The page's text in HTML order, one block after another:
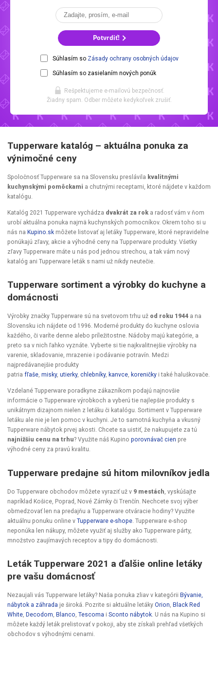
Potvrdiť!
Súhlasím so Zásady ochrany osobných údajov
Súhlasím so zasielaním nových ponúk
Rešpektujeme e-mailovú bezpečnosť.
Žiadny spam. Odber môžete kedykoľvek zrušiť.
Tupperware katalóg – aktuálna ponuka za
výnimočné ceny
Spoločnosť Tupperware sa na Slovensku preslávila kvalitnými
kuchynskými pomôckami a chutnými receptami, ktoré nájdete v každom
katalógu.
Katalóg 2021 Tupperware vychádza dvakrát za rok a radosť vám v ňom
urobí aktuálna ponuka najmä kuchynských pomocníkov. Okrem toho si u
nás na Kupino.sk môžete listovať aj letáky Tupperware, ktoré nepravidelne
ponúkajú zľavy, akcie a výhodné ceny na Tupperware produkty. Všetky
zľavy Tupperware máte u nás pod jednou strechou, a tak vám nový
katalóg ani Tupperware leták s nami už nikdy neutečie.
Tupperware sortiment a výrobky do kuchyne a
domácnosti
Výrobky značky Tupperware sú na svetovom trhu už od roku 1944 a na
Slovensku ich nájdete od 1996. Moderné produkty do kuchyne oslovia
každého, či varíte denne alebo príležitostne. Nádoby majú kategórie, a
preto sa v nich ľahko vyznáte. Vyberte si tie najkvalitnejšie výrobky na
varenie, skladovanie, mrazenie i podávanie potravín. Medzi
najpredávanejšie produkty
patria fľaše, misky, utierky, chlebníky, kanvce, koreničky i také haluškovače.
Vzdelané Tupperware poradkyne zákazníkom podajú najnovšie
informácie o Tupperware výrobkoch a vyberú tie najlepšie produkty s
unikátnym dizajnom nielen z letáku či katalógu. Sortiment v Tupperware
letáku ale nie je len pomoc v kuchyni. Je to samotná kuchyňa a vkusný
Tupperware nábytok prvej akosti. Chcete sa uistiť, že nakupujete za tú
najnižšiu cenu na trhu? Využite náš Kupino porovnávač cien pre
výhodné ceny za pravú kvalitu.
Tupperware predajne sú hitom milovníkov jedla
Do Tupperware obchodov môžete vyraziť už v 9 mestách , vyskúšajte
napríklad Košice, Poprad, Nové Zámky či Trenčín. Nechcete svoj výber
obmedzovať len na predajňu a Tupperware otváracie hodiny? Využite
aktuálnu ponuku online v Tupperware e-shope . Tupperware e-shop
neponúka len nákupy, môžete využiť aj služby ako Tupperware párty,
množstvo zaujímavých receptov a tipy do domácnosti.
Leták Tupperware 2021 a ďalšie online letáky
pre vašu domácnosť
Nezaujali vás Tupperware letáky? Naša ponuka zliav v kategórii Bývanie,
nábytok a záhrada je široká. Pozrite si aktuálne letáky Orion, Black Red
White, Decodom, Blanco, Tescoma i Sconto nábytok. U nás na Kupino si
môžete každý leták prelistovať v pokoji, aby ste získali prehľad všetkých
obchodov s výhodnými cenami.